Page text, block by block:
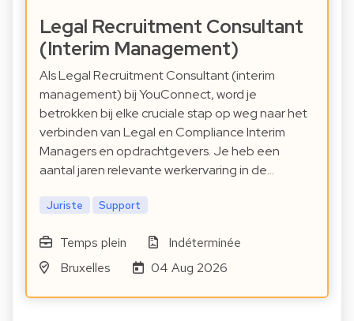
Legal Recruitment Consultant
(Interim Management)
Als Legal Recruitment Consultant (interim
management) bij YouConnect, word je
betrokken bij elke cruciale stap op weg naar het
verbinden van Legal en Compliance Interim
Managers en opdrachtgevers. Je heb een
aantal jaren relevante werkervaring in de…
Juriste Support
Temps plein
Indéterminée
Bruxelles
04 Aug 2026